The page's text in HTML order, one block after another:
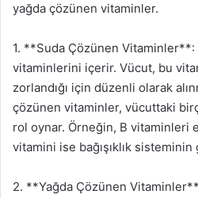
yağda çözünen vitaminler.
1. **Suda Çözünen
vitaminlerini içerir. Vücut, bu
zorlandığı için düzenli olarak
çözünen vitaminler, vücuttaki
rol oynar. Örneğin, B vitaminleri
vitamini ise bağışıklık
2. **Yağda Çözünen